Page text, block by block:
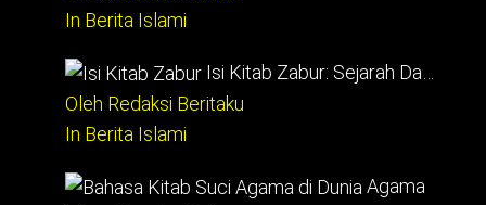
In Berita Islami
Isi Kitab Zabur: Sejarah Da…
Oleh Redaksi Beritaku
In Berita Islami
Agama